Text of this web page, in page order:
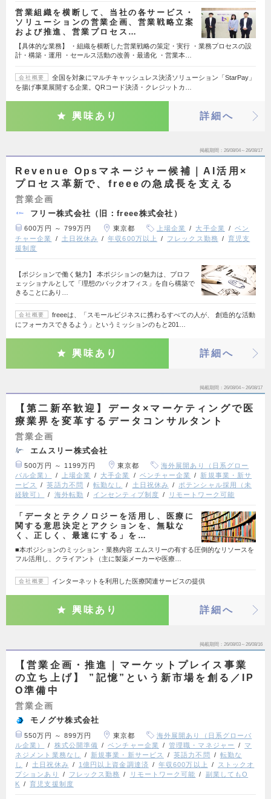
営業組織を横断して、当社の各サービス・
ソリューションの営業企画、営業戦略立案
および推進、営業プロセス…
【具体的な業務】 ・組織を横断した営業戦略の策定・実行 ・業務プロセスの設
計・構築・運用 ・セールス活動の改善・最適化 ・営業本…
会社概要
全国を対象にマルチキャッシュレス決済ソリューション「StarPay」
を揚げ事業展開する企業。QRコード決済・クレジットカ…
興味あり 詳細へ
掲載期間 26/08/04～26/08/17
Revenue Opsマネージャー候補｜AI活用×
プロセス革新で、freeeの急成長を支える
営業企画
フリー株式会社（旧：freee株式会社）
600万円 ～ 799万円 東京都 上場企業 大手企業
ベン
チャー企業
土日祝休み 年収600万以上 フレックス勤務
育児支
援制度
【ポジションで働く魅力】 本ポジションの魅力は、プロフ
ェッショナルとして「理想のバックオフィス」を自ら構築で
きることにあり…
会社概要
freeeは、「スモールビジネスに携わるすべての人が、 創造的な活動
にフォーカスできるよう」というミッションのもと201…
興味あり 詳細へ
掲載期間 26/08/04～26/08/17
【第二新卒歓迎】データ×マーケティングで医
療業界を変革するデータコンサルタント
営業企画
エムスリー株式会社
500万円 ～ 1199万円 東京都
海外展開あり（日系グロー
バル企業）
上場企業 大手企業 ベンチャー企業
新規事業・新サ
ービス
英語力不問 転勤なし 土日祝休み
ポテンシャル採用（未
経験可）
海外転勤 インセンティブ制度 リモートワーク可能
「データとテクノロジーを活用し、医療に
関する意思決定とアクションを、無駄な
く、正しく、最速にする」を…
■本ポジションのミッション・業務内容 エムスリーの有する圧倒的なリソースを
フル活用し、クライアント（主に製薬メーカーや医療…
会社概要 インターネットを利用した医療関連サービスの提供
興味あり 詳細へ
掲載期間 26/08/03～26/08/16
【営業企画・推進｜マーケットプレイス事業
の立ち上げ】 ”記憶”という新市場を創る／IP
O準備中
営業企画
モノグサ株式会社
550万円 ～ 899万円 東京都
海外展開あり（日系グローバ
ル企業）
株式公開準備 ベンチャー企業 管理職・マネジャー
マ
ネジメント業務なし
新規事業・新サービス 英語力不問
転勤な
し
土日祝休み 1億円以上資金調達済 年収600万以上
ストックオ
プションあり
フレックス勤務 リモートワーク可能
副業してもO
K
育児支援制度